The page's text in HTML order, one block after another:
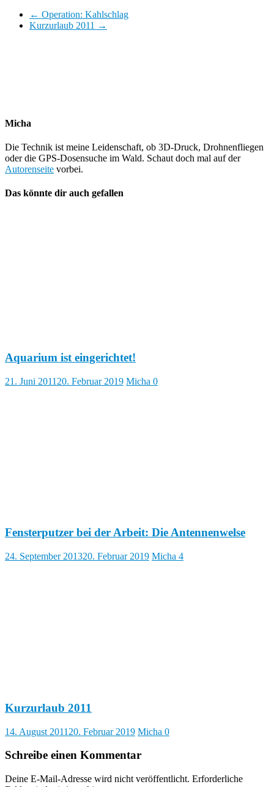
← Operation: Kahlschlag
Kurzurlaub 2011 →
Micha
Die Technik ist meine Leidenschaft, ob 3D-Druck, Drohnenfliegen
oder die GPS-Dosensuche im Wald. Schaut doch mal auf der
Autorenseite vorbei.
Das könnte dir auch gefallen
Aquarium ist eingerichtet!
21. Juni 2011 20. Februar 2019 Micha 0
Fensterputzer bei der Arbeit: Die Antennenwelse
24. September 201320. Februar 2019 Micha 4
Kurzurlaub 2011
14. August 2011 20. Februar 2019 Micha 0
Schreibe einen Kommentar
Deine E-Mail-Adresse wird nicht veröffentlicht. Erforderliche